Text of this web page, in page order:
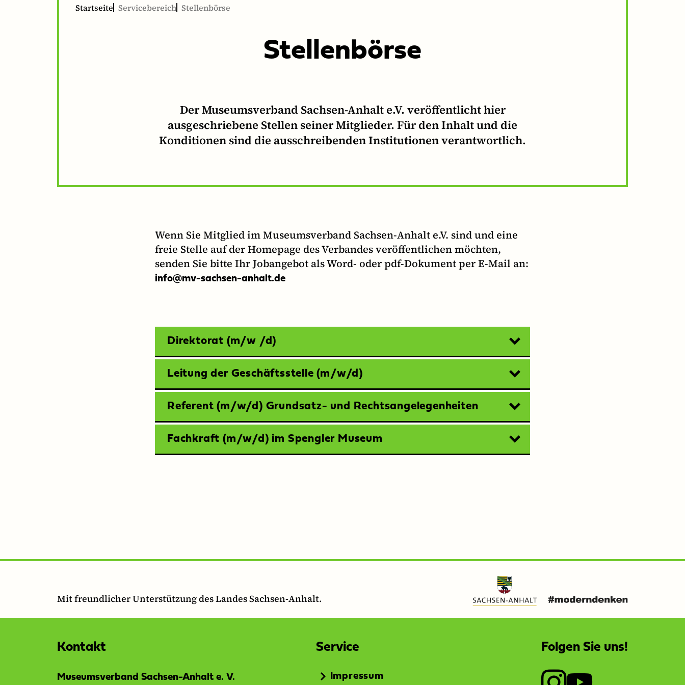
Startseite Servicebereich Stellenbörse
Stel­len­börse
Der Museumsverband Sachsen-Anhalt e.V. veröffentlicht hier
ausgeschriebene Stellen seiner Mitglieder. Für den Inhalt und die
Konditionen sind die ausschreibenden Institutionen verantwortlich.
Wenn Sie Mitglied im Museumsverband Sachsen-Anhalt e.V. sind und eine
freie Stelle auf der Homepage des Verbandes veröffentlichen möchten,
senden Sie bitte Ihr Jobangebot als Word- oder pdf-Dokument per E-Mail an:
info@mv-sachsen-anhalt.de
Direktorat (m/w /d)
Leitung der Geschäftsstelle (m/w/d)
Referent (m/w/d) Grundsatz- und Rechtsangelegenheiten
Fachkraft (m/w/d) im Spengler Museum
Mit freundlicher Unterstützung des Landes Sachsen-Anhalt.
Kontakt
Museumsverband Sachsen-Anhalt e. V.
Service
Impressum
Folgen Sie uns!
I
Y